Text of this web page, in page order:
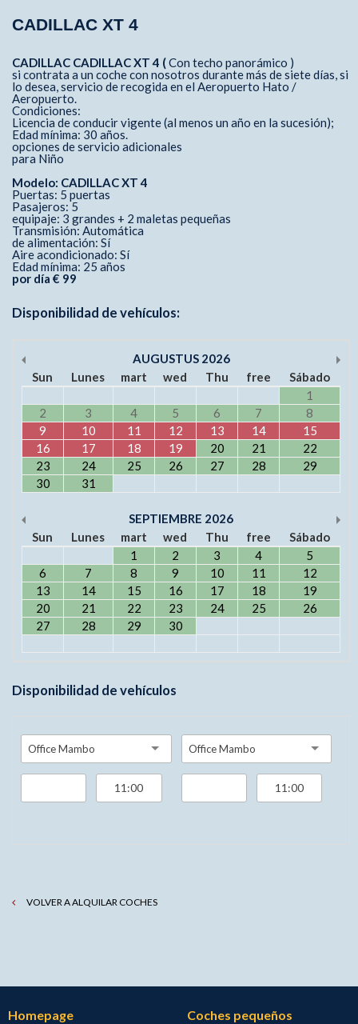
CADILLAC XT 4
CADILLAC CADILLAC XT 4 (Con techo panorámico )
si contrata a un coche con nosotros durante más de siete días, si
lo desea, servicio de recogida en el Aeropuerto Hato /
Aeropuerto.
Condiciones:
Licencia de conducir vigente (al menos un año en la sucesión);
Edad mínima: 30 años.
opciones de servicio adicionales
para Niño
Modelo: CADILLAC XT 4
Puertas: 5 puertas
Pasajeros: 5
equipaje: 3 grandes + 2 maletas pequeñas
Transmisión: Automática
de alimentación: Sí
Aire acondicionado: Sí
Edad mínima: 25 años
por día € 99
Disponibilidad de vehículos:
AUGUSTUS 2026
Sun
Lunes mart wed Thu free
Sábado
1
2
3 4 5 6 7
8
9
10 11 12 13 14
15
16
17 18 19 20 21
22
23
24 25 26 27 28
29
30
31
SEPTIEMBRE 2026
Sun
Lunes mart wed Thu free
Sábado
1
2 3 4
5
6
7 8 9 10 11
12
13
14 15 16 17 18
19
20
21 22 23 24 25
26
27
28 29 30
Disponibilidad de vehículos
Office Mambo Office Mambo
VOLVER A ALQUILAR COCHES
Homepage Coches pequeños